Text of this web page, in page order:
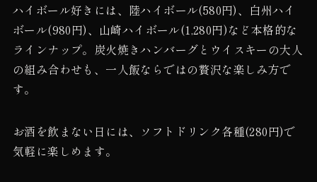
ハイボール好きには、陸ハイボール(580円)、白州ハイ
ボール(980円)、山崎ハイボール(1,280円)など本格的な
ラインナップ。炭火焼きハンバーグとウイスキーの大人
の組み合わせも、一人飯ならではの贅沢な楽しみ方で
す。
お酒を飲まない日には、ソフトドリンク各種(280円)で
気軽に楽しめます。